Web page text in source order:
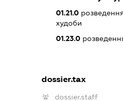
01.21.0
худоби
01.23.0
dossier.tax
dossier.staff